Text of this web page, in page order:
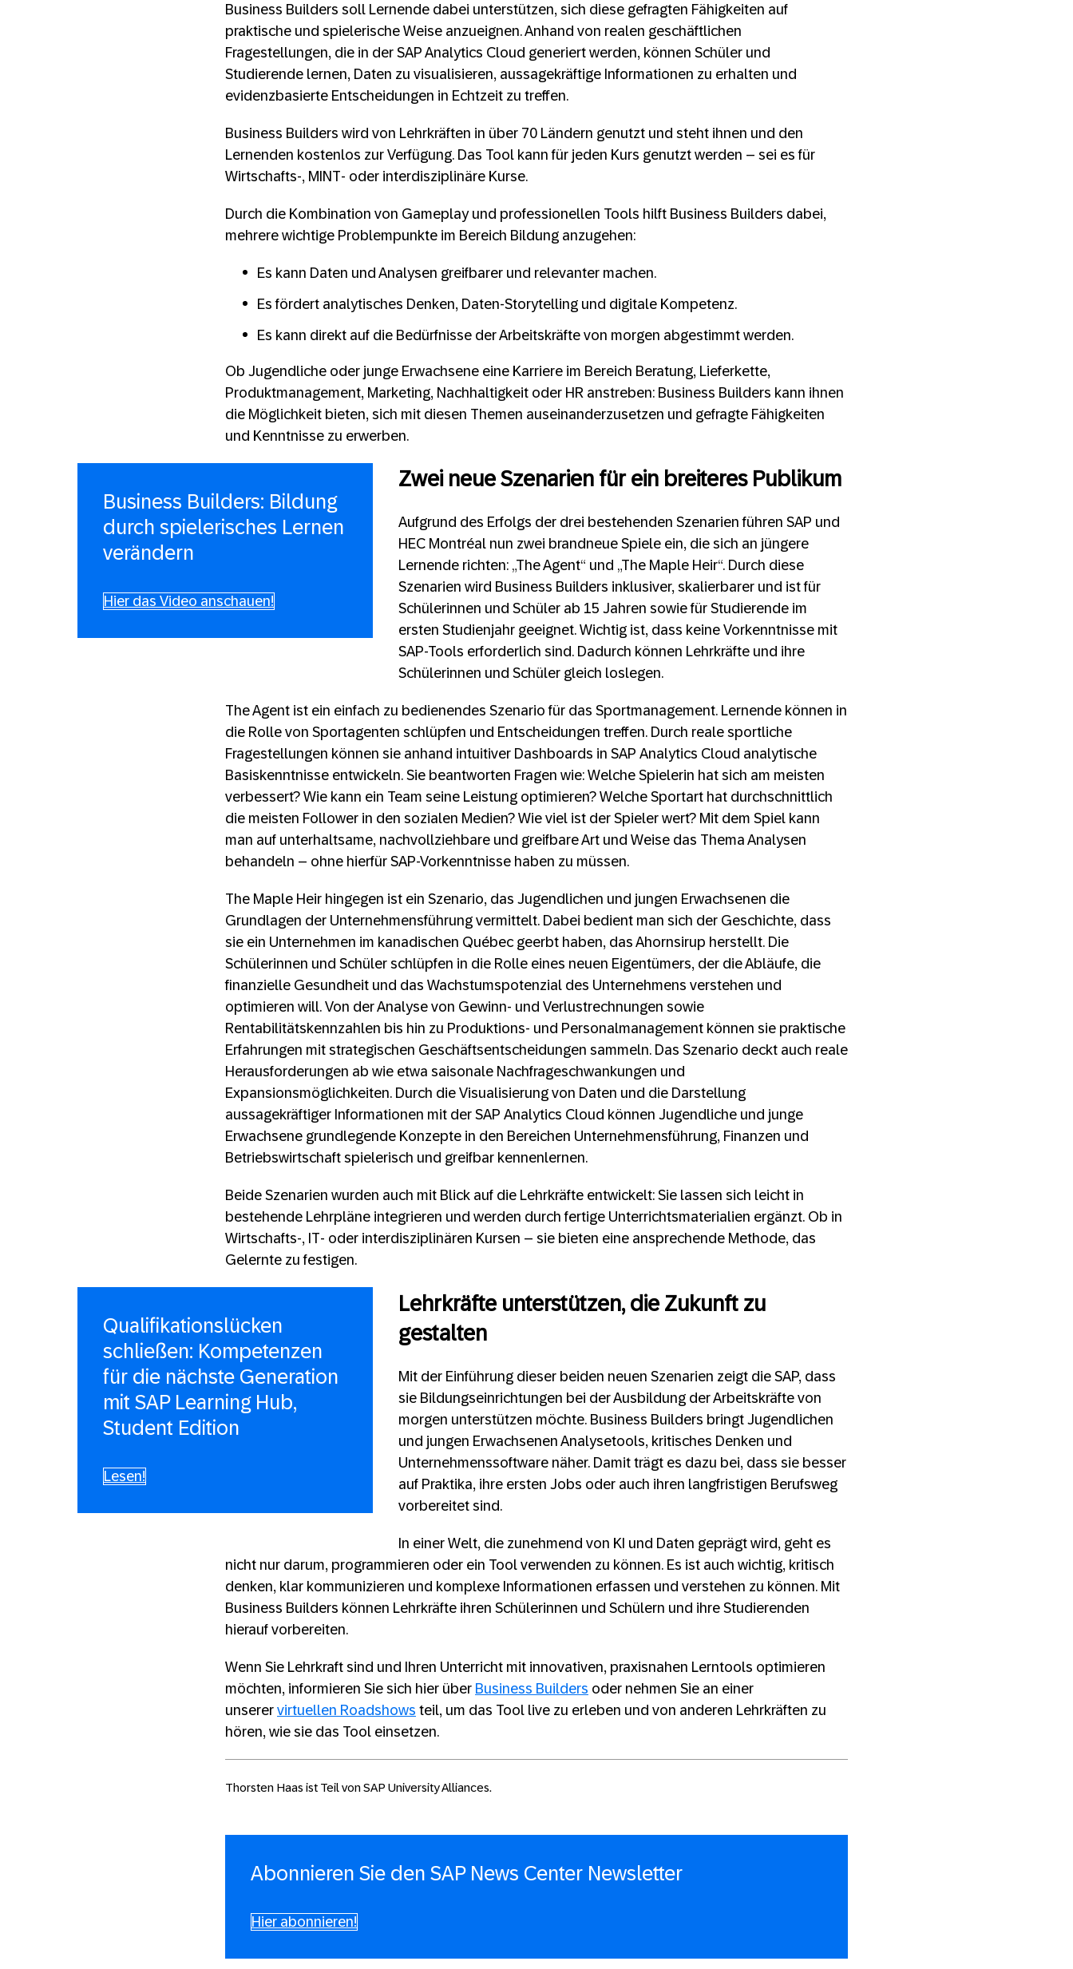
Business Builders soll Lernende dabei unterstützen, sich diese gefragten Fähigkeiten auf
praktische und spielerische Weise anzueignen. Anhand von realen geschäftlichen
Fragestellungen, die in der SAP Analytics Cloud generiert werden, können Schüler und
Studierende lernen, Daten zu visualisieren, aussagekräftige Informationen zu erhalten und
evidenzbasierte Entscheidungen in Echtzeit zu treffen.
Business Builders wird von Lehrkräften in über 70 Ländern genutzt und steht ihnen und den
Lernenden kostenlos zur Verfügung. Das Tool kann für jeden Kurs genutzt werden – sei es für
Wirtschafts-, MINT- oder interdisziplinäre Kurse.
Durch die Kombination von Gameplay und professionellen Tools hilft Business Builders dabei,
mehrere wichtige Problempunkte im Bereich Bildung anzugehen:
Es kann Daten und Analysen greifbarer und relevanter machen.
Es fördert analytisches Denken, Daten-Storytelling und digitale Kompetenz.
Es kann direkt auf die Bedürfnisse der Arbeitskräfte von morgen abgestimmt werden.
Ob Jugendliche oder junge Erwachsene eine Karriere im Bereich Beratung, Lieferkette,
Produktmanagement, Marketing, Nachhaltigkeit oder HR anstreben: Business Builders kann ihnen
die Möglichkeit bieten, sich mit diesen Themen auseinanderzusetzen und gefragte Fähigkeiten
und Kenntnisse zu erwerben.
Business Builders: Bildung
durch spielerisches Lernen
verändern
Hier das Video anschauen!
Zwei neue Szenarien für ein breiteres Publikum
Aufgrund des Erfolgs der drei bestehenden Szenarien führen SAP und
HEC Montréal nun zwei brandneue Spiele ein, die sich an jüngere
Lernende richten: „The Agent“ und „The Maple Heir“. Durch diese
Szenarien wird Business Builders inklusiver, skalierbarer und ist für
Schülerinnen und Schüler ab 15 Jahren sowie für Studierende im
ersten Studienjahr geeignet. Wichtig ist, dass keine Vorkenntnisse mit
SAP-Tools erforderlich sind. Dadurch können Lehrkräfte und ihre
Schülerinnen und Schüler gleich loslegen.
The Agent ist ein einfach zu bedienendes Szenario für das Sportmanagement. Lernende können in
die Rolle von Sportagenten schlüpfen und Entscheidungen treffen. Durch reale sportliche
Fragestellungen können sie anhand intuitiver Dashboards in SAP Analytics Cloud analytische
Basiskenntnisse entwickeln. Sie beantworten Fragen wie: Welche Spielerin hat sich am meisten
verbessert? Wie kann ein Team seine Leistung optimieren? Welche Sportart hat durchschnittlich
die meisten Follower in den sozialen Medien? Wie viel ist der Spieler wert? Mit dem Spiel kann
man auf unterhaltsame, nachvollziehbare und greifbare Art und Weise das Thema Analysen
behandeln – ohne hierfür SAP-Vorkenntnisse haben zu müssen.
The Maple Heir hingegen ist ein Szenario, das Jugendlichen und jungen Erwachsenen die
Grundlagen der Unternehmensführung vermittelt. Dabei bedient man sich der Geschichte, dass
sie ein Unternehmen im kanadischen Québec geerbt haben, das Ahornsirup herstellt. Die
Schülerinnen und Schüler schlüpfen in die Rolle eines neuen Eigentümers, der die Abläufe, die
finanzielle Gesundheit und das Wachstumspotenzial des Unternehmens verstehen und
optimieren will. Von der Analyse von Gewinn- und Verlustrechnungen sowie
Rentabilitätskennzahlen bis hin zu Produktions- und Personalmanagement können sie praktische
Erfahrungen mit strategischen Geschäftsentscheidungen sammeln. Das Szenario deckt auch reale
Herausforderungen ab wie etwa saisonale Nachfrageschwankungen und
Expansionsmöglichkeiten. Durch die Visualisierung von Daten und die Darstellung
aussagekräftiger Informationen mit der SAP Analytics Cloud können Jugendliche und junge
Erwachsene grundlegende Konzepte in den Bereichen Unternehmensführung, Finanzen und
Betriebswirtschaft spielerisch und greifbar kennenlernen.
Beide Szenarien wurden auch mit Blick auf die Lehrkräfte entwickelt: Sie lassen sich leicht in
bestehende Lehrpläne integrieren und werden durch fertige Unterrichtsmaterialien ergänzt. Ob in
Wirtschafts-, IT- oder interdisziplinären Kursen – sie bieten eine ansprechende Methode, das
Gelernte zu festigen.
Qualifikationslücken
schließen: Kompetenzen
für die nächste Generation
mit SAP Learning Hub,
Student Edition
Lesen!
Lehrkräfte unterstützen, die Zukunft zu
gestalten
Mit der Einführung dieser beiden neuen Szenarien zeigt die SAP, dass
sie Bildungseinrichtungen bei der Ausbildung der Arbeitskräfte von
morgen unterstützen möchte. Business Builders bringt Jugendlichen
und jungen Erwachsenen Analysetools, kritisches Denken und
Unternehmenssoftware näher. Damit trägt es dazu bei, dass sie besser
auf Praktika, ihre ersten Jobs oder auch ihren langfristigen Berufsweg
vorbereitet sind.
In einer Welt, die zunehmend von KI und Daten geprägt wird, geht es
nicht nur darum, programmieren oder ein Tool verwenden zu können. Es ist auch wichtig, kritisch
denken, klar kommunizieren und komplexe Informationen erfassen und verstehen zu können. Mit
Business Builders können Lehrkräfte ihren Schülerinnen und Schülern und ihre Studierenden
hierauf vorbereiten.
Wenn Sie Lehrkraft sind und Ihren Unterricht mit innovativen, praxisnahen Lerntools optimieren
möchten, informieren Sie sich hier über Business Builders oder nehmen Sie an einer
unserer virtuellen Roadshows teil, um das Tool live zu erleben und von anderen Lehrkräften zu
hören, wie sie das Tool einsetzen.
Thorsten Haas ist Teil von SAP University Alliances.
Abonnieren Sie den SAP News Center Newsletter
Hier abonnieren!